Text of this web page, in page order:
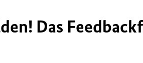
Das